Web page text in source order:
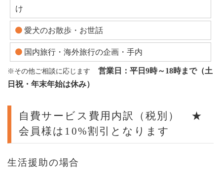
け
愛犬のお散歩・お世話
国内旅行・海外旅行の企画・手内
※その他ご相談に応じます
営業日：平日9時～18時まで（土
日祝・年末年始は休み）
自費サービス費用内訳（税別） ★
会員様は10%割引となります
生活援助の場合